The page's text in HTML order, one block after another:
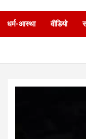
धर्म-आस्था वीडियो